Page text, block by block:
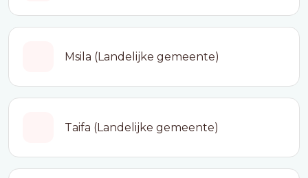
Msila (Landelijke gemeente)
Taifa (Landelijke gemeente)